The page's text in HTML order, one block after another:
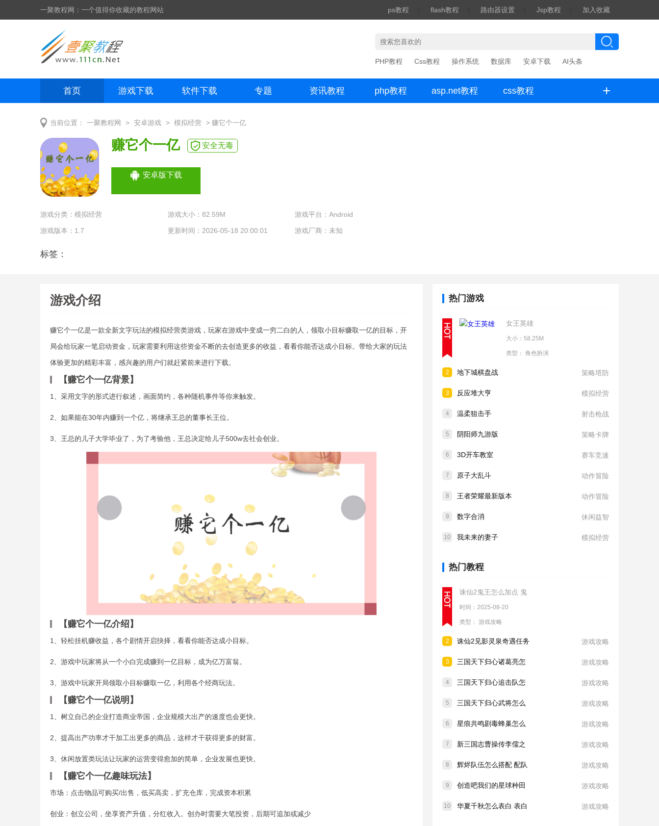
一聚教程网：一个值得你收藏的教程网站 ps教程 flash教程 路由器设置 Jsp教程 加入收藏
PHP教程 Css教程 操作系统 数据库 安卓下载 AI头条
首页 游戏下载 软件下载 专题 资讯教程 php教程 asp.net教程 css教程 +
当前位置： 一聚教程网 > 安卓游戏 > 模拟经营 > 赚它个一亿
赚它个一亿 安全无毒
安卓版下载
游戏分类： 模拟经营 游戏大小：82.59M 游戏平台：Android
游戏版本：1.7 更新时间：2026-05-18 20:00:01 游戏厂商：未知
标签：
游戏介绍
赚它个一亿是一款全新文字玩法的模拟经营类游戏，玩家在游戏中变成一穷二白的人，领取小目标赚取一亿的目标，开
局会给玩家一笔启动资金，玩家需要利用这些资金不断的去创造更多的收益，看看你能否达成小目标。带给大家的玩法
体验更加的精彩丰富，感兴趣的用户们就赶紧前来进行下载。
【赚它个一亿背景】
1、采用文字的形式进行叙述，画面简约，各种随机事件等你来触发。
2、如果能在30年内赚到一个亿，将继承王总的董事长王位。
3、王总的儿子大学毕业了，为了考验他，王总决定给儿子500w去社会创业。
【赚它个一亿介绍】
1、轻松挂机赚收益，各个剧情开启抉择，看看你能否达成小目标。
2、游戏中玩家将从一个小白完成赚到一亿目标，成为亿万富翁。
3、游戏中玩家开局领取小目标赚取一亿，利用各个经商玩法。
【赚它个一亿说明】
1、树立自己的企业打造商业帝国，企业规模大出产的速度也会更快。
2、提高出产功率才干加工出更多的商品，这样才干获得更多的财富。
3、休闲放置类玩法让玩家的运营变得愈加的简单，企业发展也更快。
【赚它个一亿趣味玩法】
市场：点击物品可购买/出售，低买高卖，扩充仓库，完成资本积累
创业：创立公司，坐享资产升值，分红收入。创办时需要大笔投资，后期可追加或减少
热门游戏
女王英雄
大小：58.25M
类型： 角色扮演
2 地下城棋盘战 策略塔防
3 反应堆大亨 模拟经营
4 温柔狙击手 射击枪战
5 阴阳师九游版 策略卡牌
6 3D开车教室 赛车竞速
7 原子大乱斗 动作冒险
8 王者荣耀最新版本 动作冒险
9 数字合消 休闲益智
10 我未来的妻子 模拟经营
热门教程
诛仙2鬼王怎么加点 鬼
时间：2025-08-20
类型： 游戏攻略
2 诛仙2见影灵泉奇遇任务 游戏攻略
3 三国天下归心诸葛亮怎 游戏攻略
4 三国天下归心追击队怎 游戏攻略
5 三国天下归心武将怎么 游戏攻略
6 星痕共鸣剧毒蜂巢怎么 游戏攻略
7 新三国志曹操传李儒之 游戏攻略
8 辉烬队伍怎么搭配 配队 游戏攻略
9 创造吧我们的星球种田 游戏攻略
10 华夏千秋怎么表白 表白 游戏攻略